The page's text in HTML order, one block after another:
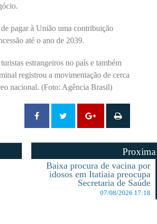
pagar à União uma contribuição
até o ano de 2039.
estrangeiros no país e também
registrou a movimentação de cerca
nacional. (Foto: Agência Brasil)
Proxima
Baixa procura de vacina por
idosos em Itatiaia preocupa
Secretaria de Saúde
07/08/2026 17:18